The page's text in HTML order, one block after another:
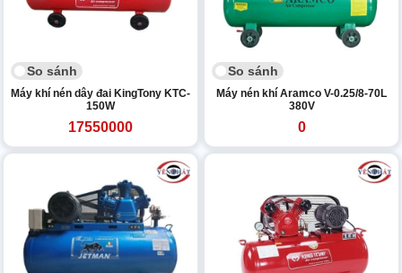
So sánh
Máy khí nén dây đai KingTony KTC-
150W
17550000
So sánh
Máy nén khí Aramco V-0.25/8-70L
380V
0